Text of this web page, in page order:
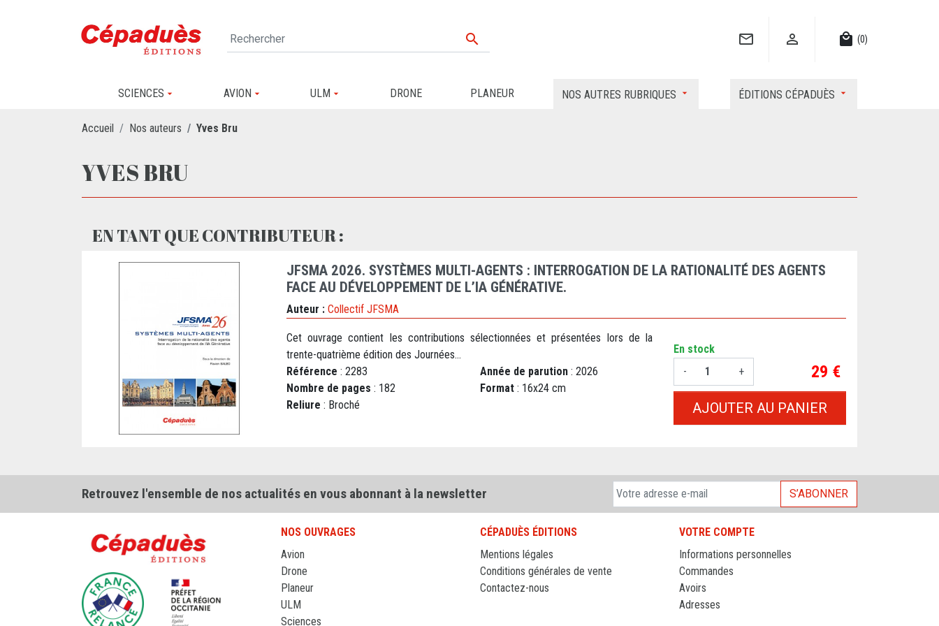
   local_mall (0)
SCIENCES AVION ULM DRONE PLANEUR NOS AUTRES RUBRIQUES ÉDITIONS CÉPADUÈS
Accueil Nos auteurs Yves Bru
YVES BRU
EN TANT QUE CONTRIBUTEUR :
JFSMA 2026. SYSTÈMES MULTI-AGENTS : INTERROGATION DE LA RATIONALITÉ DES AGENTS
FACE AU DÉVELOPPEMENT DE L’IA GÉNÉRATIVE.
Auteur : Collectif JFSMA
Cet ouvrage contient les contributions sélectionnées et présentées lors de la
trente-quatrième édition des Journées...
Référence : 2283 Année de parution : 2026
Nombre de pages : 182 Format : 16x24 cm
Reliure : Broché
En stock
-
+ Prix
29 €
AJOUTER AU PANIER
Retrouvez l'ensemble de nos actualités en vous abonnant à la newsletter S’ABONNER
NOS OUVRAGES
Avion
Drone
Planeur
ULM
Sciences
CÉPADUÈS ÉDITIONS
Mentions légales
Conditions générales de vente
Contactez-nous
VOTRE COMPTE
Informations personnelles
Commandes
Avoirs
Adresses